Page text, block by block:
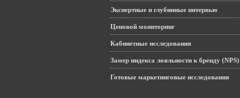
Экспертные и глубинные интервью
Ценовой мониторинг
Кабинетные исследования
Замер индекса лояльности к бренду (NPS)
Готовые маркетинговые исследования